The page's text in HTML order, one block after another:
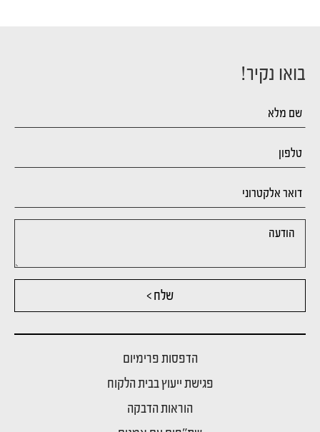
הדפסות פרימיום
פגישת ייעוץ בבית הלקוח
הוראות הדבקה
בואו נקיר!
שלח >